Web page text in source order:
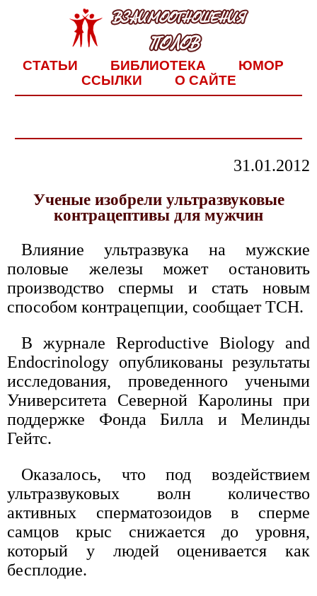
СТАТЬИ БИБЛИОТЕКА
ЮМОР
ССЫЛКИ
О САЙТЕ
31.01.2012
Ученые изобрели ультразвуковые
контрацептивы для мужчин
Влияние ультразвука на мужские
половые железы может остановить
производство спермы и стать новым
способом контрацепции, сообщает ТСН.
В журнале Reproductive Biology and
Endocrinology опубликованы результаты
исследования, проведенного учеными
Университета Северной Каролины при
поддержке Фонда Билла и Мелинды
Гейтс.
Оказалось, что под воздействием
ультразвуковых волн количество
активных сперматозоидов в сперме
самцов крыс снижается до уровня,
который у людей оценивается как
бесплодие.